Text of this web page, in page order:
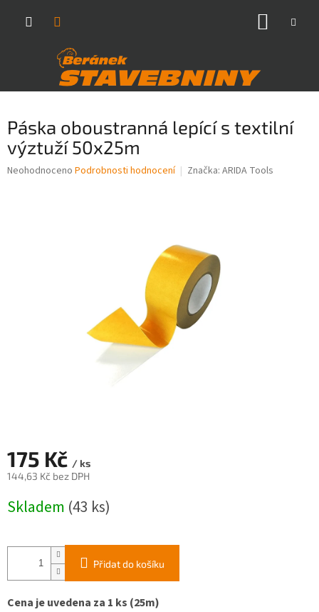
Páska oboustranná lepící s textilní
výztuží 50x25m
Průměrné
Neohodnoceno Podrobnosti hodnocení Značka: ARIDA Tools
175 Kč / ks
144,63 Kč bez DPH
cena:
Skladem (43 ks)
Přidat do košíku
Cena je uvedena za 1 ks (25m)